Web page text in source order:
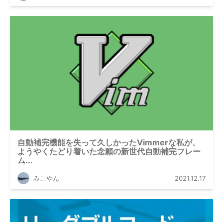
自動補完機能を失って久しかったVimmerな私が、
ようやくたどり着いた念願の新世代自動補完フレー
ム...
みこやん 2021.12.17